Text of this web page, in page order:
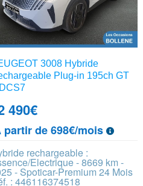
3008 Hybride
Plug-in 195ch GT
490€
partir de 698€/mois
rechargeable :
Electrique - 8669 km -
- Spoticar-Premium 24 Mois
: 446116374518